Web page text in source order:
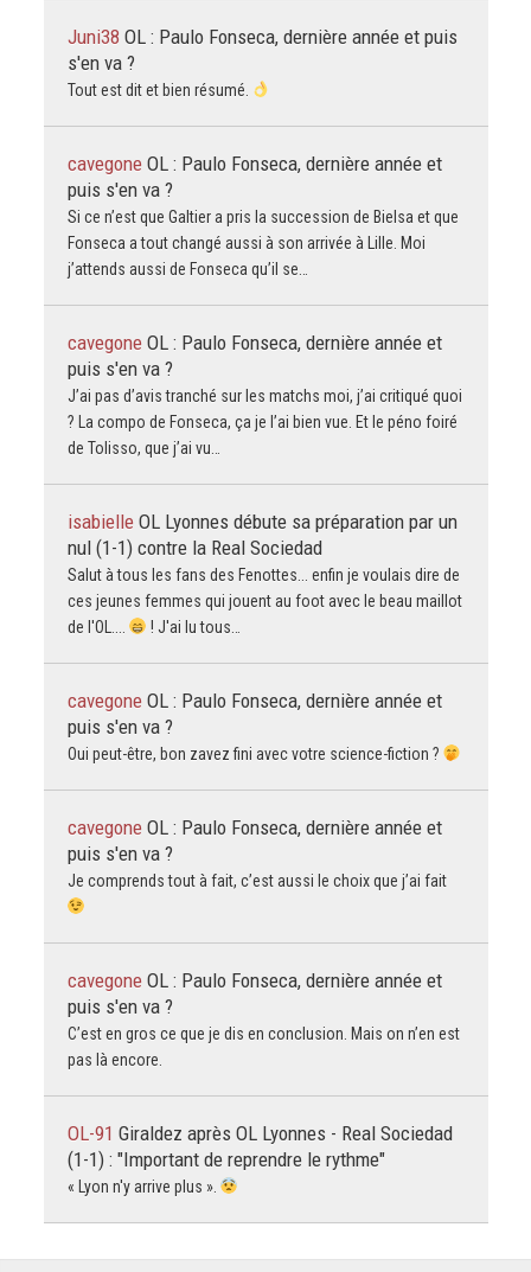
Juni38 OL : Paulo Fonseca, dernière année et puis
s'en va ?
Tout est dit et bien résumé.
cavegone OL : Paulo Fonseca, dernière année et
puis s'en va ?
Si ce n’est que Galtier a pris la succession de Bielsa et que
Fonseca a tout changé aussi à son arrivée à Lille. Moi
j’attends aussi de Fonseca qu’il se…
cavegone OL : Paulo Fonseca, dernière année et
puis s'en va ?
J’ai pas d’avis tranché sur les matchs moi, j’ai critiqué quoi
? La compo de Fonseca, ça je l’ai bien vue. Et le péno foiré
de Tolisso, que j’ai vu…
isabielle OL Lyonnes débute sa préparation par un
nul (1-1) contre la Real Sociedad
Salut à tous les fans des Fenottes... enfin je voulais dire de
ces jeunes femmes qui jouent au foot avec le beau maillot
de l'OL....
! J'ai lu tous…
cavegone OL : Paulo Fonseca, dernière année et
puis s'en va ?
Oui peut-être, bon zavez fini avec votre science-fiction ?
cavegone OL : Paulo Fonseca, dernière année et
puis s'en va ?
Je comprends tout à fait, c’est aussi le choix que j’ai fait
cavegone OL : Paulo Fonseca, dernière année et
puis s'en va ?
C’est en gros ce que je dis en conclusion. Mais on n’en est
pas là encore.
OL-91 Giraldez après OL Lyonnes - Real Sociedad
(1-1) : "Important de reprendre le rythme"
« Lyon n'y arrive plus ».